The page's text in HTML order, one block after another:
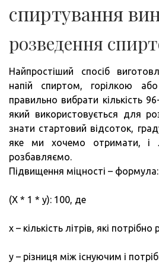
спиртування
розведення
Найпростіший спосіб
напій спиртом, горілкою
правильно вибрати кількість
який використовується для
знати стартовий відсоток,
яке ми хочемо отримати, і
розбавляємо.
Підвищення міцності – формула:
(Х * 1 * у): 100, де
x – кількість літрів, які
у – різниця між існуючим і